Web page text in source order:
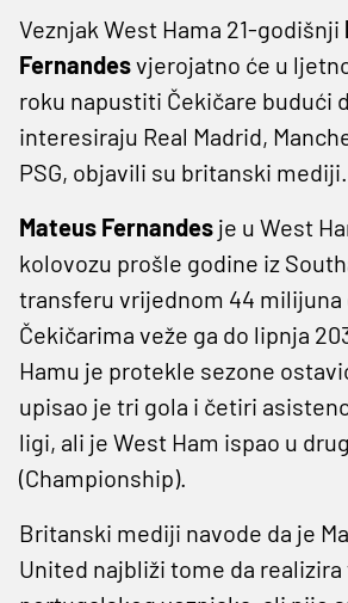
Veznjak West Hama 21-godišnji
Fernandesvjerojatno će u
roku napustiti Čekičare budući
interesiraju Real Madrid,
PSG, objavili su britanski mediji.
Mateus Fernandes je u West
kolovozu prošle godine iz
transferu vrijednom 44 milijuna
Čekičarima veže ga do lipnja
Hamu je protekle sezone
upisao je tri gola i četiri
ligi, ali je West Ham ispao u
(Championship).
Britanski mediji navode da je
United najbliži tome da